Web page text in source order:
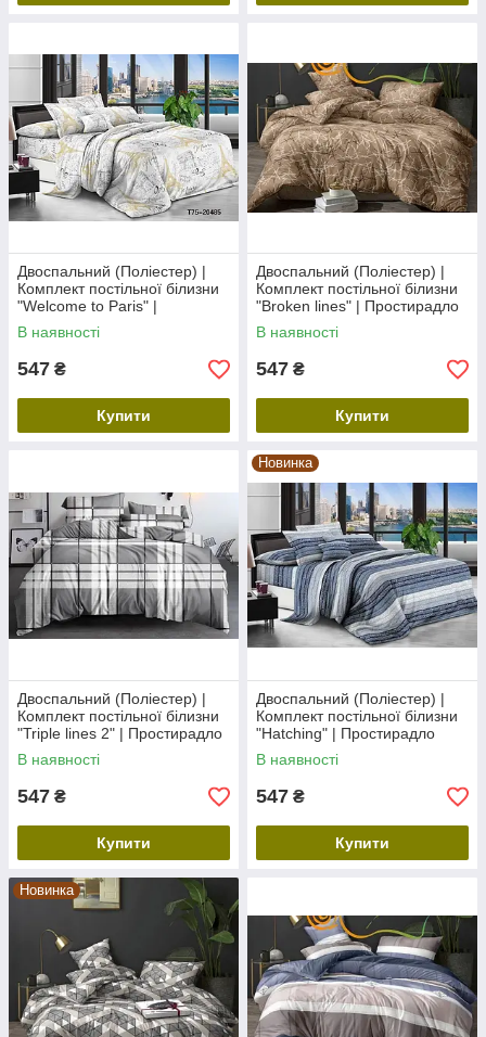
Двоспальний (Поліестер) |
Комплект постільної білизни
"Welcome to Paris" |
Простирадло 180х220 см
В наявності
547 ₴
Купити
Двоспальний (Поліестер) |
Комплект постільної білизни
"Broken lines" | Простирадло
180х220 см
В наявності
547 ₴
Купити
Двоспальний (Поліестер) |
Комплект постільної білизни
"Triple lines 2" | Простирадло
180х220 см
В наявності
547 ₴
Купити
Новинка
Двоспальний (Поліестер) |
Комплект постільної білизни
"Hatching" | Простирадло
180х220 см
В наявності
547 ₴
Купити
Новинка